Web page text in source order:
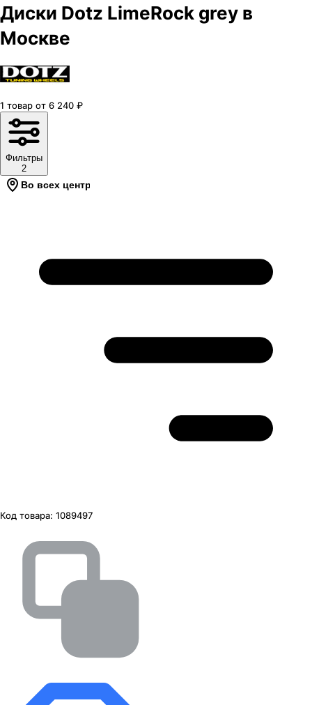
Диски Dotz LimeRock grey в
Москве
1 товар от 6 240 ₽
Фильтры
2
Во всех центрах
Код товара: 1089497